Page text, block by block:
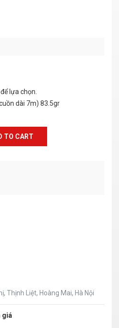
lựa chọn.
dài 7m) 83.5gr
TO CART
Thịnh Liệt, Hoàng Mai, Hà Nội
giá